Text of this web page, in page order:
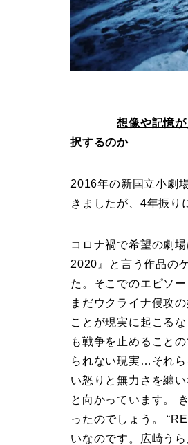
想像や記憶
択するのか
2016年の新国立小劇
きましたが、4年振り
コロナ禍で希望の劇
2020』と言う作品の
た。そこでのエピソ
まだウクライナ侵攻
ことが現実に起こる
も戦争を止めること
られない現実…それら
い怒りと無力さを纏
と向かっています。
ったのでしょう。
いなのです。広崎うら